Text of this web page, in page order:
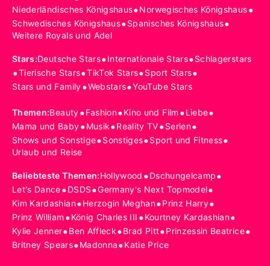
Niederländisches Königshaus•Norwegisches Königshaus•
Schwedisches Königshaus•Spanisches Königshaus•
Weitere Royals und Adel
Stars:Deutsche Stars•Internationale Stars•Schlagerstars
•Tierische Stars•TikTok Stars•Sport Stars•
Stars und Family•Webstars•YouTube Stars
Themen:Beauty•Fashion•Kino und Film •Liebe•
Mama und Baby•Musik•Reality TV•Serien•
Shows und Sonstige•Sonstiges•Sport und Fitness•
Urlaub und Reise
Beliebteste Themen:Hollywood •Dschungelcamp•
Let's Dance•DSDS•Germany's Next Topmodel•
Kim Kardashian•Herzogin Meghan•Prinz Harry•
Prinz William •König Charles III •Kourtney Kardashian•
Kylie Jenner•Ben Affleck•Brad Pitt•Prinzessin Beatrice•
Britney Spears•Madonna•Katie Price